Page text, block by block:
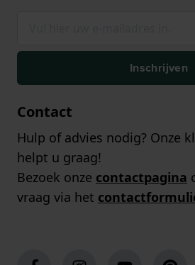
Inschrijven
Contact
Hulp of advies nodig? Onze
helpt u graag!
Bezoek onze contactpagina
vraag via het